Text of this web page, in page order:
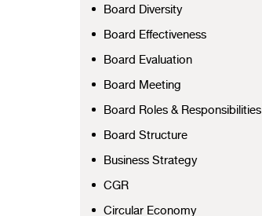
Board Diversity
Board Effectiveness
Board Evaluation
Board Meeting
Board Roles & Responsibilities
Board Structure
Business Strategy
CGR
Circular Economy